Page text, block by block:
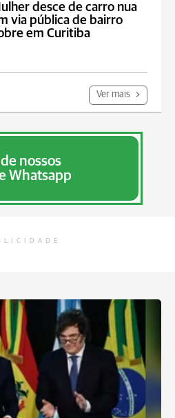
desce de carro nua
via pública de bairro
em Curitiba
Ver mais
nossos
Whatsapp